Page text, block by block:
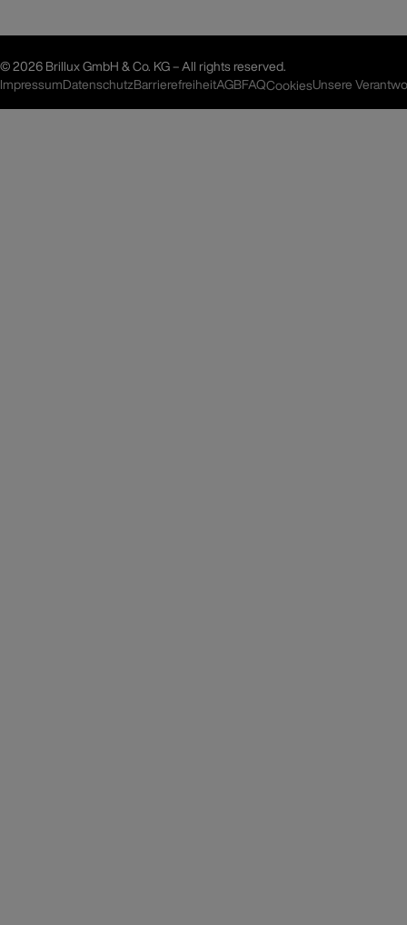
©2026 Brillux GmbH & Co. KG – All rights reserved.
ImpressumDatenschutzBarrierefreiheitAGBFAQCookiesUnsere